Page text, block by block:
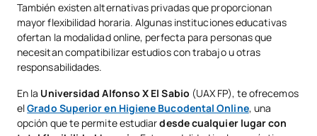
También existen alternativas privadas que proporcionan
mayor flexibilidad horaria. Algunas instituciones educativas
ofertan la modalidad online, perfecta para personas que
necesitan compatibilizar estudios con trabajo u otras
responsabilidades.
En la Universidad Alfonso X El Sabio (UAX FP), te ofrecemos
elGrado Superior en Higiene Bucodental Online, una
opción que te permite estudiardesde cualquier lugar con